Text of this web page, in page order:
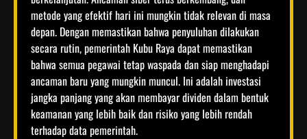
metode yang efektif hari ini mungkin tidak relevan di masa
depan. Dengan memastikan bahwa penyuluhan dilakukan
secara rutin, pemerintah Kubu Raya dapat memastikan
bahwa semua pegawai tetap waspada dan siap menghadapi
ancaman baru yang mungkin muncul. Ini adalah investasi
jangka panjang yang akan membayar dividen dalam bentuk
keamanan yang lebih baik dan risiko yang lebih rendah
terhadap data pemerintah.